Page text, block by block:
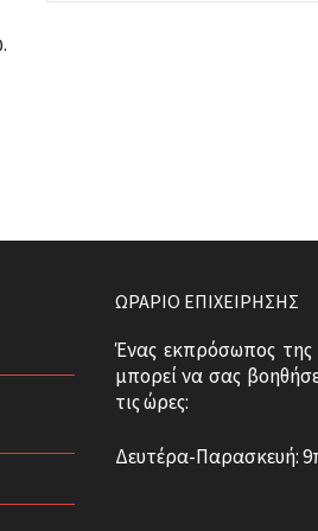
ΩΡΆΡΙΟ ΕΠΙΧΕΊΡΗΣΗΣ
Ένας εκπρόσωπος της
μπορεί να σας
τις ώρες:
Δευτέρα-Παρασκευή: